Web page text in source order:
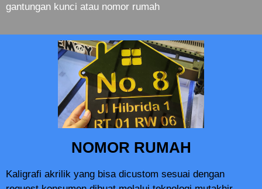
gantungan kunci atau nomor rumah
NOMOR RUMAH
Kaligrafi akrilik yang bisa dicustom sesuai dengan